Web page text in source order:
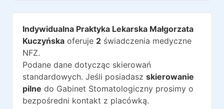
Indywidualna Praktyka Lekarska Małgorzata
Kuczyńska oferuje 2 świadczenia medyczne
NFZ.
Podane dane dotycząc skierowań
standardowych. Jeśli posiadasz skierowanie
pilne do Gabinet Stomatologiczny prosimy o
bezpośredni kontakt z placówką.